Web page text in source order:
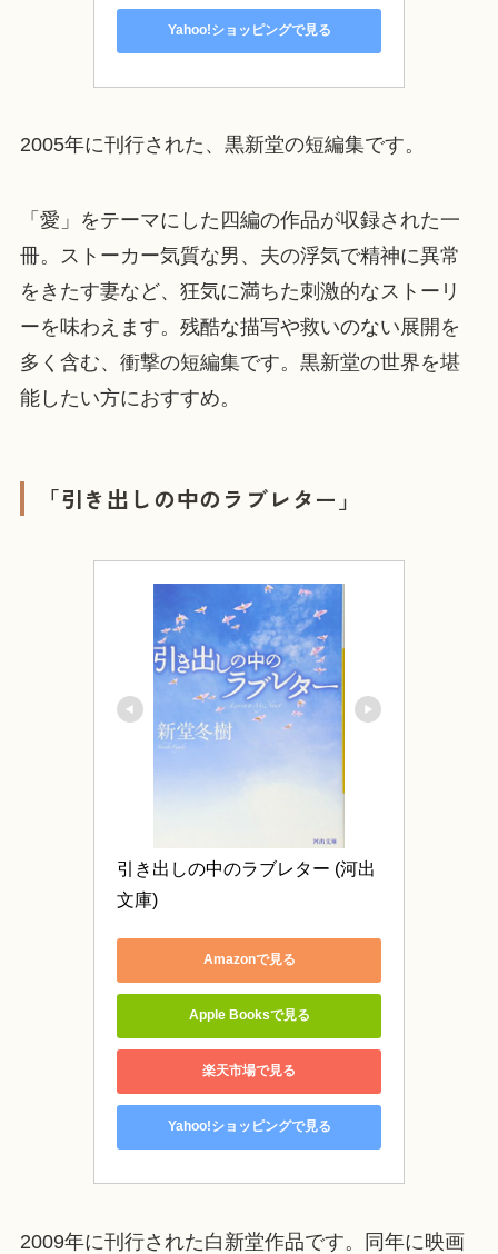
Yahoo!ショッピングで見る
2005年に刊行された、黒新堂の短編集です。
「愛」をテーマにした四編の作品が収録された一
冊。ストーカー気質な男、夫の浮気で精神に異常
をきたす妻など、狂気に満ちた刺激的なストーリ
ーを味わえます。残酷な描写や救いのない展開を
多く含む、衝撃の短編集です。黒新堂の世界を堪
能したい方におすすめ。
「引き出しの中のラブレター」
引き出しの中のラブレター (河出
文庫)
Amazonで見る
Apple Booksで見る
楽天市場で見る
Yahoo!ショッピングで見る
2009年に刊行された白新堂作品です。同年に映画